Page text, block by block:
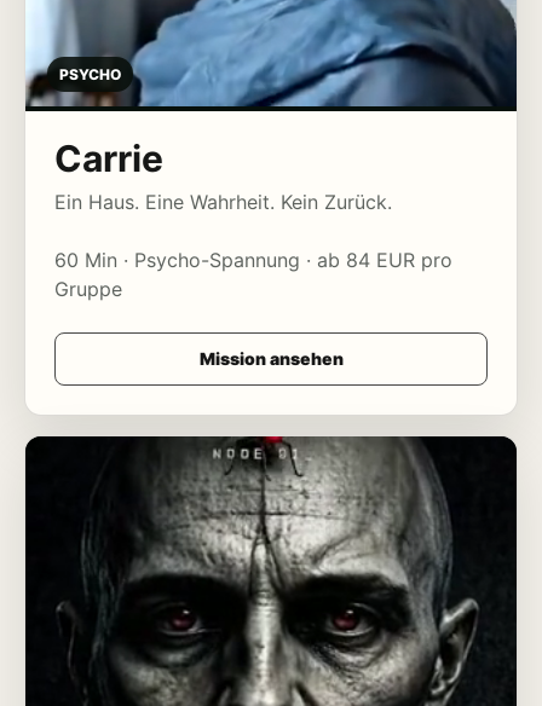
PSYCHO
Carrie
Ein Haus. Eine Wahrheit. Kein Zurück.
60 Min · Psycho-Spannung · ab 84 EUR pro
Gruppe
Mission ansehen